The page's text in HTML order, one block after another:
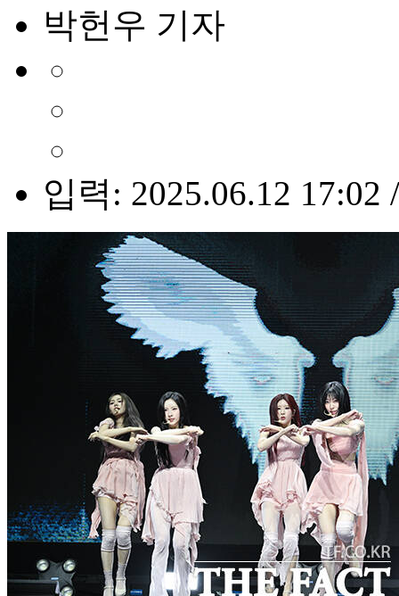
박헌우 기자
입력: 2025.06.12 17:02